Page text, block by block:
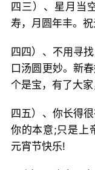
四三）、星月当
寿，月圆年丰。
四四）、不用寻
口汤圆更妙。新
个是宝，有了大家
四五）、你长得
你的本意;只是上
元宵节快乐!